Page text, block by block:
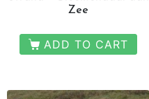
Zee
ADD TO CART